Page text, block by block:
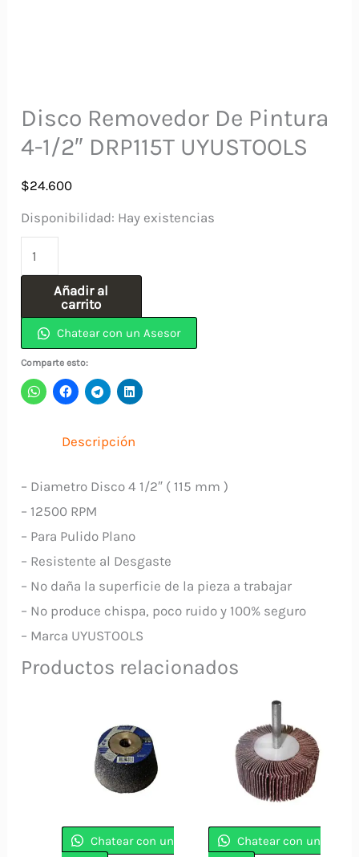
Disco Removedor De Pintura
4-1/2″ DRP115T UYUSTOOLS
$24.600
Disponibilidad: Hay existencias
Disco
Removedor
Pintura
4-
1/2"
DRP115T
cantidad
Añadir al
carrito
Chatear con un Asesor
Comparte esto:
Descripción
– Diametro Disco 4 1/2″ ( 115 mm )
– 12500 RPM
– Para Pulido Plano
– Resistente al Desgaste
– No daña la superficie de la pieza a trabajar
– No produce chispa, poco ruido y 100% seguro
– Marca UYUSTOOLS
Productos relacionados
Chatear con un
Chatear con un